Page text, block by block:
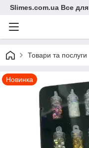
Slimes.com.ua Все для
Товари та послуги
Новинка